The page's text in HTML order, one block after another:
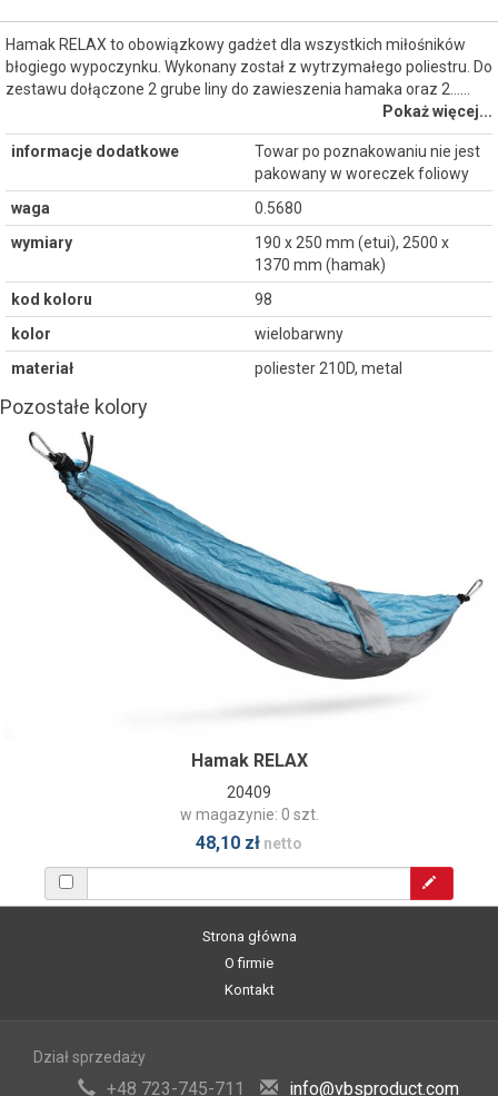
Hamak RELAX to obowiązkowy gadżet dla wszystkich miłośników
błogiego wypoczynku. Wykonany został z wytrzymałego poliestru. Do
zestawu dołączone 2 grube liny do zawieszenia hamaka oraz 2...…
Pokaż więcej...
informacje dodatkowe
Towar po poznakowaniu nie jest
pakowany w woreczek foliowy
waga
0.5680
wymiary
190 x 250 mm (etui), 2500 x
1370 mm (hamak)
kod koloru
98
kolor
wielobarwny
materiał
poliester 210D, metal
Pozostałe kolory
Hamak RELAX
20409
w magazynie: 0 szt.
48,10 zł netto
Strona główna
O firmie
Kontakt
Dział sprzedaży
+48 723-745-711 info@vbsproduct.com